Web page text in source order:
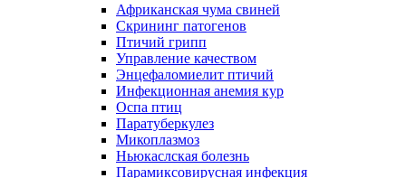
Африканская чума свиней
Скрининг патогенов
Птичий грипп
Управление качеством
Энцефаломиелит птичий
Инфекционная анемия кур
Оспа птиц
Паратуберкулез
Микоплазмоз
Ньюкаслская болезнь
Парамиксовирусная инфекция